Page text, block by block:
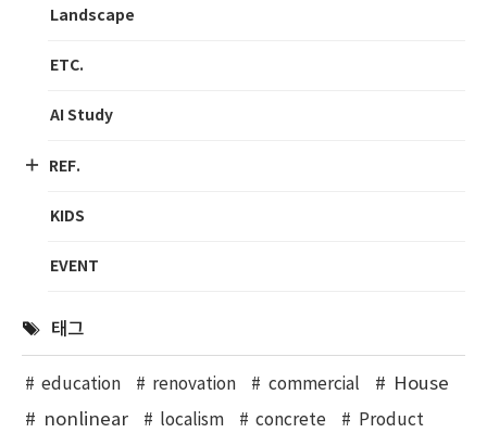
Landscape
ETC.
AI Study
REF.
KIDS
EVENT
태그
education renovation commercial
House
nonlinear
localism concrete Product